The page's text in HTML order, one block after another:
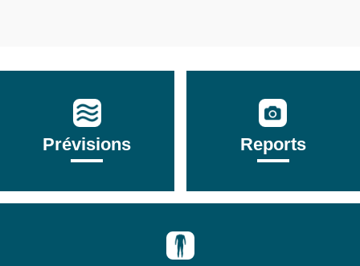
Prévisions Reports